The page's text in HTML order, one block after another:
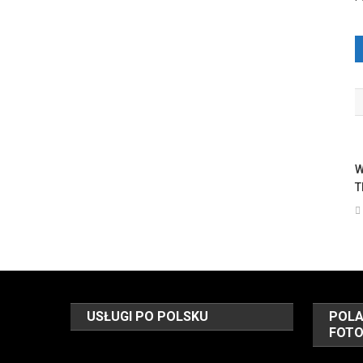
USŁUGI PO POLSKU
FOTO